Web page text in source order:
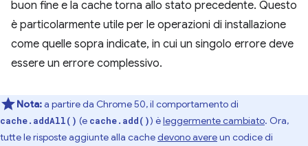
buon fine e la cache torna allo stato precedente. Questo
è particolarmente utile per le operazioni di installazione
come quelle sopra indicate, in cui un singolo errore deve
essere un errore complessivo.
Nota:a partire da Chrome 50, il comportamento di
cache.addAll() (e cache.add()) èleggermente cambiato. Ora,
tutte le risposte aggiunte alla cachedevono avereun codice di